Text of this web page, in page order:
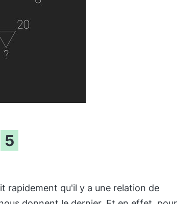
5
rapidement qu'il y a une relation de